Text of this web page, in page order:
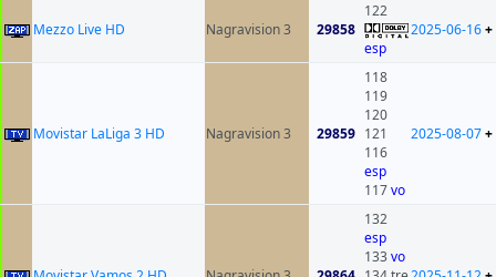
Mezzo Live HD Nagravision 3 29858
122
esp
2025-06-16+
Movistar LaLiga 3 HD Nagravision 3 29859
118
119
120
121
116
esp
117vo
2025-08-07+
132
esp
133vo